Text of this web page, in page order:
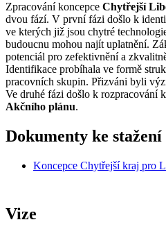
Zpracování koncepce Chytřejší
dvou fází. V první fázi došlo k
ve kterých již jsou chytré
budoucnu mohou najít uplatnění.
potenciál pro zefektivnění a
Identifikace probíhala ve formě
pracovních skupin. Přizváni byli
Ve druhé fázi došlo k rozpracování
Akčního plánu.
Dokumenty ke stažení
Koncepce Chytřejší kraj pro
Vize